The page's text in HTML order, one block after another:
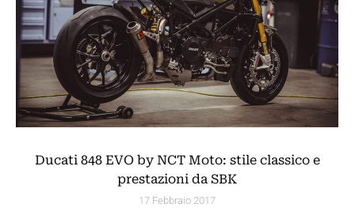
Ducati 848 EVO by NCT Moto: stile classico e
prestazioni da SBK
17 Febbraio 2017